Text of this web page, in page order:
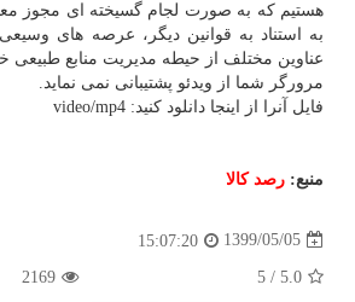
هستیم که به صورت لجام گسیخته ای مجوز
به استناد به قوانین دیگر، عرصه های
عناوین مختلف از حیطه مدیریت منابع
مرورگر شما از ویدئو پشتیبانی نمی نماید.
فایل آنرا از اینجا دانلود کنید: video/mp4
منبع: رصد كالا
1399/05/05
15:07:20
5.0
/
5
2169